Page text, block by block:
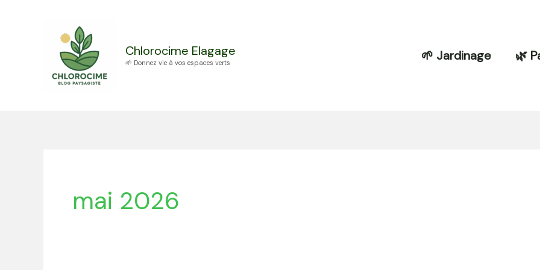
Chlorocime Elagage
🌱 Donnez vie à vos espaces verts 🌱 Jardinage 🌿
mai 2026